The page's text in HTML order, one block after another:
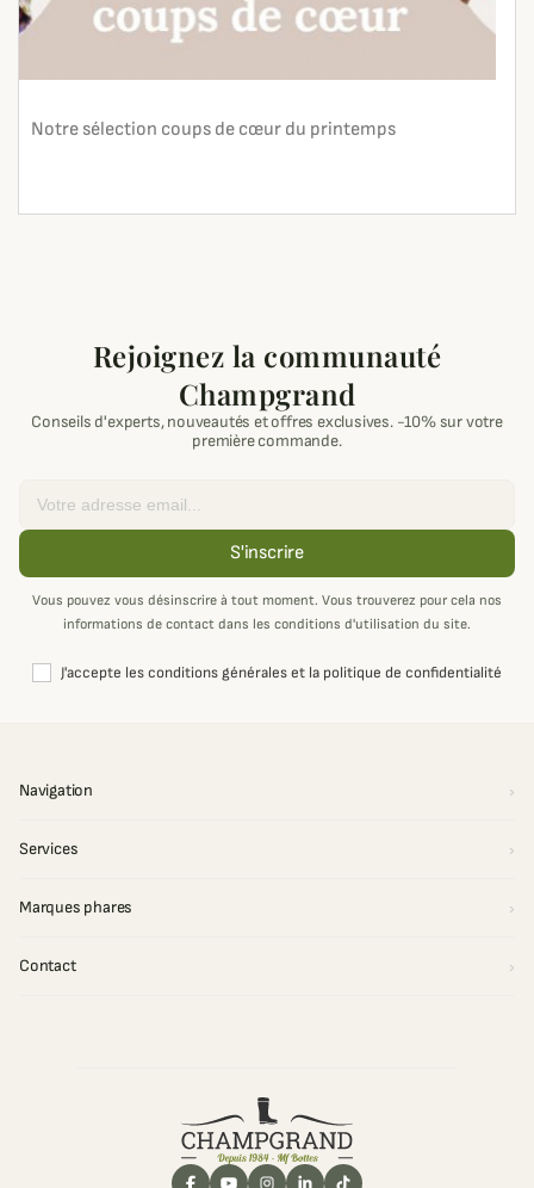
Notre sélection coups de cœur du printemps
Rejoignez la communauté
Champgrand
Conseils d'experts, nouveautés et offres exclusives. -10% sur votre
première commande.
S'inscrire
Vous pouvez vous désinscrire à tout moment. Vous trouverez pour cela nos
informations de contact dans les conditions d'utilisation du site.
J'accepte les conditions générales et la politique de confidentialité
Navigation
Services
Marques phares
Contact